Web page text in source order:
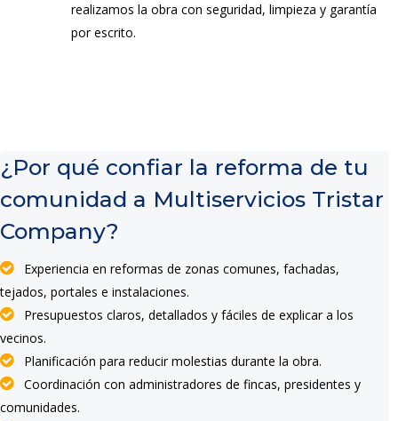
realizamos la obra con seguridad, limpieza y garantía
por escrito.
¿Por qué confiar la reforma de tu
comunidad a Multiservicios Tristar
Company?
Experiencia en reformas de zonas comunes, fachadas,
tejados, portales e instalaciones.
Presupuestos claros, detallados y fáciles de explicar a los
vecinos.
Planificación para reducir molestias durante la obra.
Coordinación con administradores de fincas, presidentes y
comunidades.